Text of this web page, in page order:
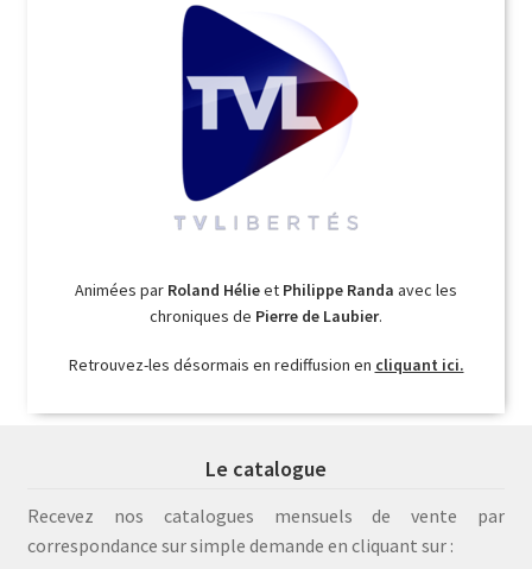
Animées par Roland Hélieet Philippe Randa avec les
chroniques de Pierre de Laubier.
Retrouvez-les désormais en rediffusion en cliquant ici.
Le catalogue
Recevez nos catalogues mensuels de vente par
correspondance sur simple demande en cliquant sur :